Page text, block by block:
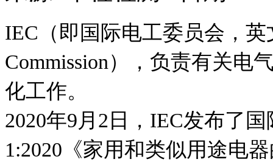
IEC（即国际电工委员会，英
Commission），负责有关电
化工作。
2020年9月2日，IEC发布了
1:2020《家用和类似用途电